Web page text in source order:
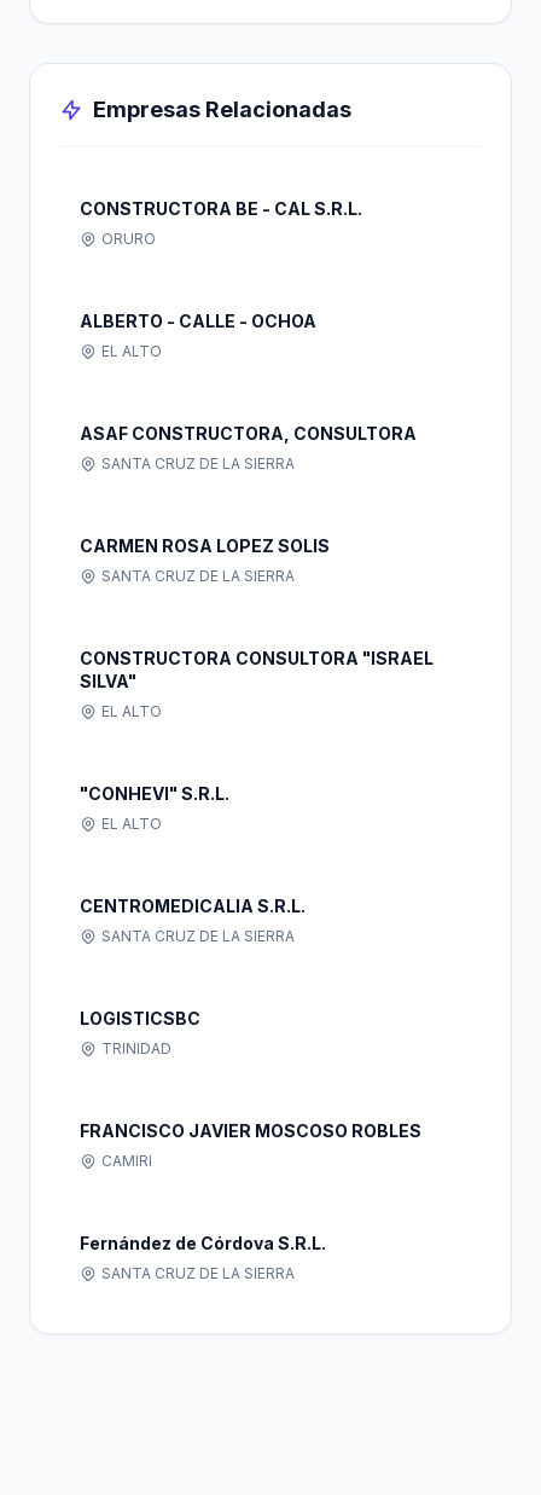
Empresas Relacionadas
CONSTRUCTORA BE - CAL S.R.L.
ORURO
ALBERTO - CALLE - OCHOA
EL ALTO
ASAF CONSTRUCTORA, CONSULTORA
SANTA CRUZ DE LA SIERRA
CARMEN ROSA LOPEZ SOLIS
SANTA CRUZ DE LA SIERRA
CONSTRUCTORA CONSULTORA "ISRAEL
SILVA"
EL ALTO
"CONHEVI" S.R.L.
EL ALTO
CENTROMEDICALIA S.R.L.
SANTA CRUZ DE LA SIERRA
LOGISTICSBC
TRINIDAD
FRANCISCO JAVIER MOSCOSO ROBLES
CAMIRI
Fernández de Córdova S.R.L.
SANTA CRUZ DE LA SIERRA